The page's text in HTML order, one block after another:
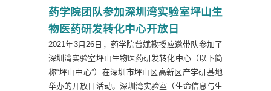
药学院团队参加深圳湾实验室坪山生
物医药研发转化中心开放日
2021年3月26日，药学院曾斌教授应邀带队参加了
深圳湾实验室坪山生物医药研发转化中心（以下简
称“坪山中心”）在深圳市坪山区高新区产学研基地
举办的开放日活动。深圳湾实验室（生命信息与生